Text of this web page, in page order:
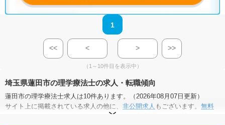
1
<< < > >>
（1～10件目を表示中）
埼玉県蓮田市の理学療法士の求人・転職傾向
蓮田市の理学療法士求人は10件あります。（2026年08月07日更新）
サイト上に掲載されている求人の他に、 非公開求人 もございます。 無料
にお申し込みいただくと、全求人からご希望条件に合